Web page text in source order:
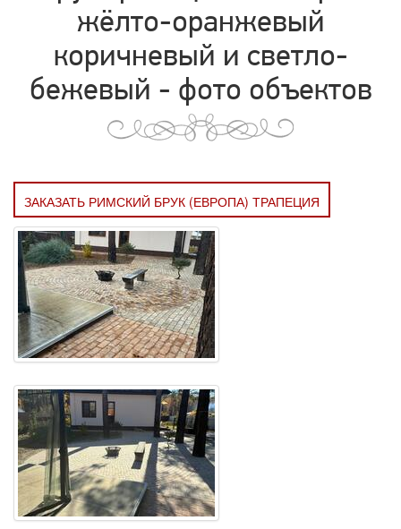
жёлто-оранжевый
коричневый и светло-
бежевый - фото объектов
ЗАКАЗАТЬ РИМСКИЙ БРУК (ЕВРОПА) ТРАПЕЦИЯ